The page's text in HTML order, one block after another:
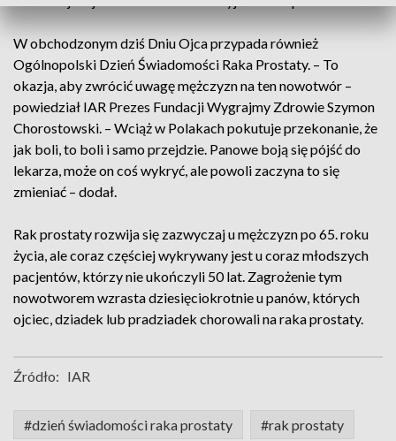
W obchodzonym dziś Dniu Ojca przypada również
Ogólnopolski Dzień Świadomości Raka Prostaty. – To
okazja, aby zwrócić uwagę mężczyzn na ten nowotwór –
powiedział IAR Prezes Fundacji Wygrajmy Zdrowie Szymon
Chorostowski. – Wciąż w Polakach pokutuje przekonanie, że
jak boli, to boli i samo przejdzie. Panowe boją się pójść do
lekarza, może on coś wykryć, ale powoli zaczyna to się
zmieniać – dodał.
Rak prostaty rozwija się zazwyczaj u mężczyzn po 65. roku
życia, ale coraz częściej wykrywany jest u coraz młodszych
pacjentów, którzy nie ukończyli 50 lat. Zagrożenie tym
nowotworem wzrasta dziesięciokrotnie u panów, których
ojciec, dziadek lub pradziadek chorowali na raka prostaty.
Źródło: IAR
#dzień świadomości raka prostaty #rak prostaty